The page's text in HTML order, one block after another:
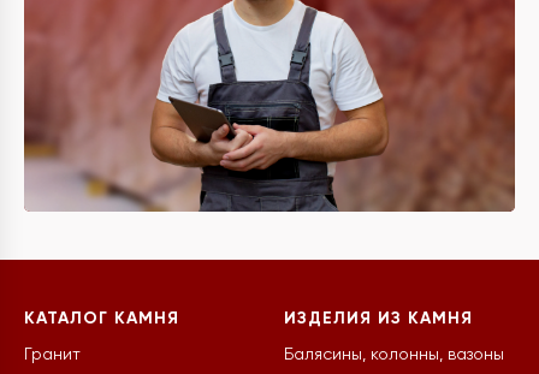
КАТАЛОГ КАМНЯ
Гранит
ИЗДЕЛИЯ ИЗ КАМНЯ
Балясины, колонны, вазоны